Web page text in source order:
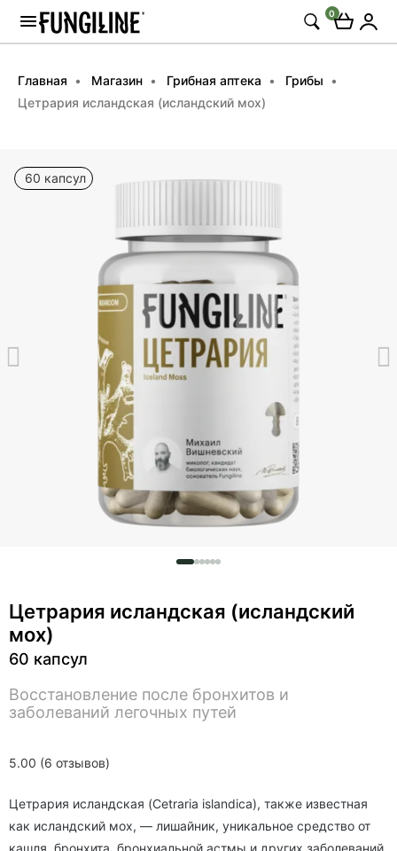
0
Главная Магазин Грибная аптека
Грибы
Цетрария исландская (исландский мох)
60 капсул
5.00 (6 отзывов)
Цетрария исландская (исландский
мох)
60 капсул
Восстановление после бронхитов и
заболеваний легочных путей
Цетрария исландская (Cetraria islandica), также известная
как исландский мох, — лишайник, уникальное средство от
кашля, бронхита, бронхиальной астмы и других заболеваний